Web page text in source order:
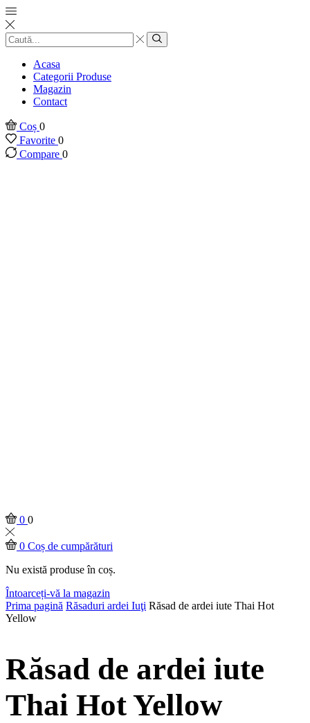
Introducere
căutare
Căutare
Acasa
Categorii Produse
Magazin
Contact
Coș 0
Favorite 0
Compare 0
0 0
0 Coș de cumpărături
Nu există produse în coș.
Întoarceți-vă la magazin
Prima pagină Răsaduri ardei Iuţi Răsad de ardei iute Thai Hot
Yellow
Răsad de ardei iute
Thai Hot Yellow